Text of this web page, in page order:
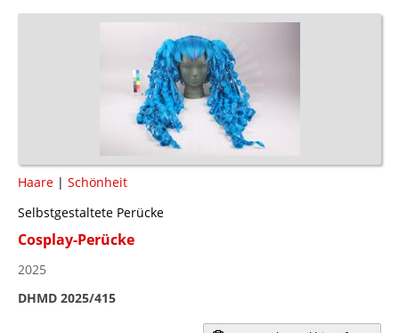
Haare | Schönheit
Selbstgestaltete Perücke
Cosplay-Perücke
2025
DHMD 2025/415